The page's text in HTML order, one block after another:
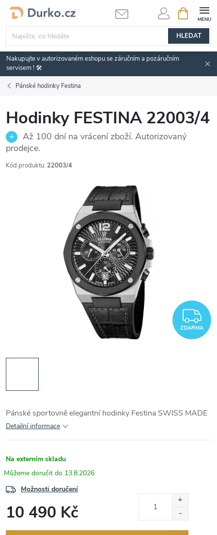
Přejít
obsah
HLEDAT
NÁKUPNÍ
KOŠÍK
Nakupujte v autorizovaném eshopu se záručním a pozáručním
servisem ! 🛠️
Pánské hodinky Festina
Hodinky FESTINA 22003/4
Až 100 dní na vrácení zboží. Autorizovaný
prodejce.
Kód produktu: 22003/4
ZDARMA
Pánské sportovně elegantní hodinky Festina SWISS MADE
Detailní informace
Na externím skladu
13.8.2026
Možnosti doručení
10 490 Kč